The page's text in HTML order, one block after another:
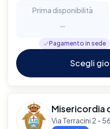
Prima disponibilità
-
Pagamento in sede
Scegli
Misericordia
Via Terracini 2 -